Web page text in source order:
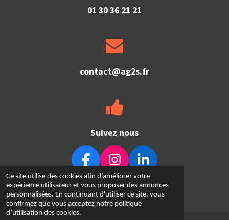
Ce site utilise des cookies afin d’améliorer votre
expérience utilisateur et vous proposer des annonces
personnalisées. En continuant d'utiliser ce site, vous
confirmez que vous acceptez notre politique
d’utilisation des cookies.
01 30 36 21 21
contact@ag2s.fr
Suivez nous
F
a
c
e
I
n
s
t
L
i
n
© 2023 - 2026 AG2S
Propulsé parWebador